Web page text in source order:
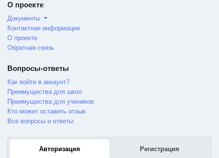
О проекте
Документы
Контактная информация
О проекте
Обратная связь
Вопросы-ответы
Как войти в аккаунт?
Преимущества для школ
Преимущества для учеников
Кто может оставить отзыв
Все вопросы и ответы
Авторизация Регистрация